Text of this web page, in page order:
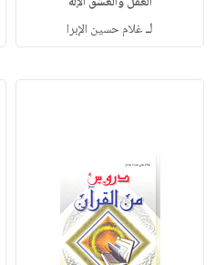
لـغلام حسين الإبرا